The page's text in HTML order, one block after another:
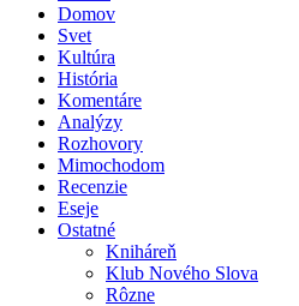
Domov
Svet
Kultúra
História
Komentáre
Analýzy
Rozhovory
Mimochodom
Recenzie
Eseje
Ostatné
Kniháreň
Klub Nového Slova
Rôzne